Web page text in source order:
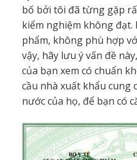
bố bởi tôi đã từng gặp
kiểm nghiệm không đạt.
phẩm, không phù hợp
vậy, hãy lưu ý vấn đề
của bạn xem có chuẩn
cầu nhà xuất khẩu cung
nước của họ, để bạn có